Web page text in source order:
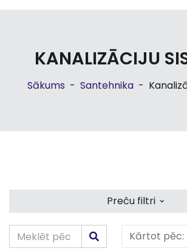
KANALIZĀCIJU
Sākums - Santehnika -
Preču filtri ⌄
Kārtot pēc: